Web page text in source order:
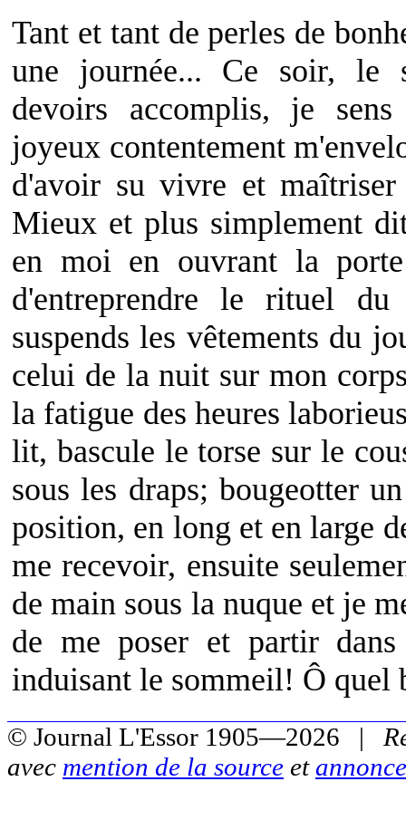
Tant et tant de perles de
une journée... Ce soir, le
devoirs accomplis, je
joyeux contentement
d'avoir su vivre et
Mieux et plus simplement
en moi en ouvrant la
d'entreprendre le rituel du
suspends les vêtements du
celui de la nuit sur mon
la fatigue des heures
lit, bascule le torse sur le
sous les draps; bougeotter
position, en long et en large
me recevoir, ensuite
de main sous la nuque et je
de me poser et partir
induisant le sommeil! Ô quel
© Journal L'Essor 1905—2026 |
avec mention de la source et